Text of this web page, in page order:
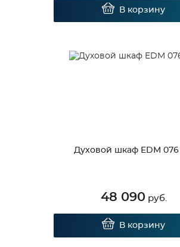
В корзину
Духовой шкаф EDM 076
48 090руб.
В корзину